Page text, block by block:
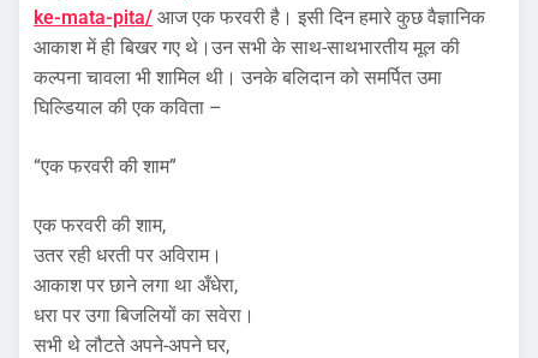
ke-mata-pita/ आज एक फरवरी है। इसी दिन हमारे कुछ वैज्ञानिक
आकाश में ही बिखर गए थे।उन सभी के साथ-साथभारतीय मूल की
कल्पना चावला भी शामिल थी। उनके बलिदान को समर्पित उमा
घिल्डियाल की एक कविता –
“एक फरवरी की शाम”
एक फरवरी की शाम,
उतर रही धरती पर अविराम।
आकाश पर छाने लगा था अँधेरा,
धरा पर उगा बिजलियों का सवेरा।
सभी थे लौटते अपने-अपने घर,